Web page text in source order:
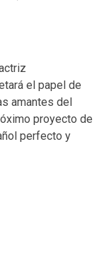
el papel de
amantes del
proyecto de
perfecto y